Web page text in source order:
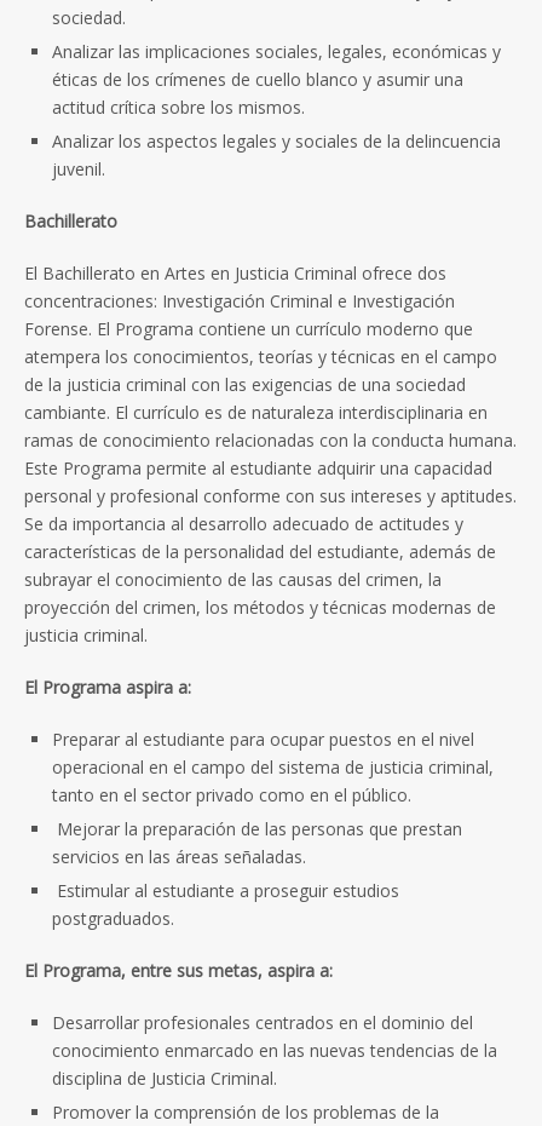
sociedad.
Analizar las implicaciones sociales, legales, económicas y
éticas de los crímenes de cuello blanco y asumir una
actitud crítica sobre los mismos.
Analizar los aspectos legales y sociales de la delincuencia
juvenil.
Bachillerato
El Bachillerato en Artes en Justicia Criminal ofrece dos
concentraciones: Investigación Criminal e Investigación
Forense. El Programa contiene un currículo moderno que
atempera los conocimientos, teorías y técnicas en el campo
de la justicia criminal con las exigencias de una sociedad
cambiante. El currículo es de naturaleza interdisciplinaria en
ramas de conocimiento relacionadas con la conducta humana.
Este Programa permite al estudiante adquirir una capacidad
personal y profesional conforme con sus intereses y aptitudes.
Se da importancia al desarrollo adecuado de actitudes y
características de la personalidad del estudiante, además de
subrayar el conocimiento de las causas del crimen, la
proyección del crimen, los métodos y técnicas modernas de
justicia criminal.
El Programa aspira a:
Preparar al estudiante para ocupar puestos en el nivel
operacional en el campo del sistema de justicia criminal,
tanto en el sector privado como en el público.
Mejorar la preparación de las personas que prestan
servicios en las áreas señaladas.
Estimular al estudiante a proseguir estudios
postgraduados.
El Programa, entre sus metas, aspira a:
Desarrollar profesionales centrados en el dominio del
conocimiento enmarcado en las nuevas tendencias de la
disciplina de Justicia Criminal.
Promover la comprensión de los problemas de la